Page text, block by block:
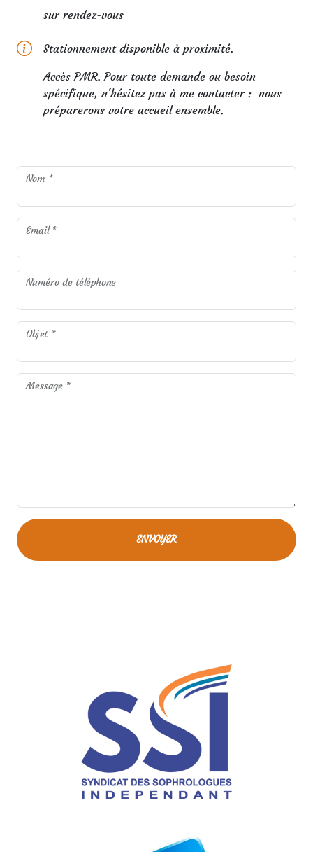
sur rendez-vous
Stationnement disponible à proximité.
Accès PMR. Pour toute demande ou besoin
spécifique, n'hésitez pas à me contacter : nous
préparerons votre accueil ensemble.
Nom *
Email *
Numéro de téléphone
Objet *
Message *
ENVOYER